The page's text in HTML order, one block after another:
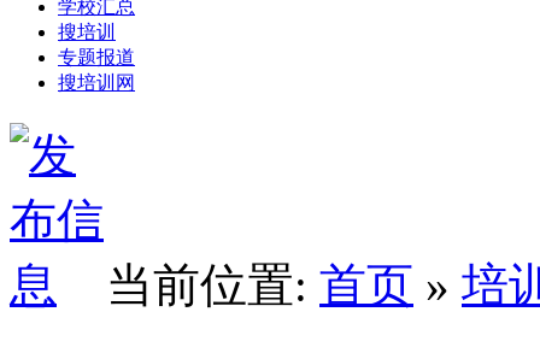
学校汇总
搜培训
专题报道
搜培训网
当前位置: 首页 » 培